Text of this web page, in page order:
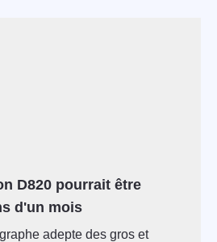
D820 pourrait être
d'un mois
adepte des gros et